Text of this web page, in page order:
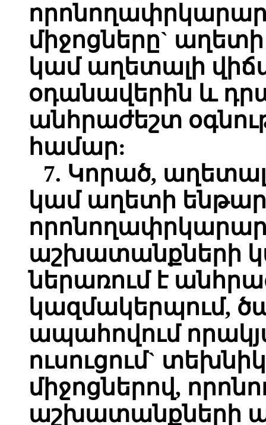
միջոցները`
կամ աղետալի
օդանավերին և
անհրաժեշտ
համար:
7. Կորած,
կամ աղետի
աշխատանքների
ներառում է
կազմակերպում,
ապահովում
ուսուցում`
միջոցներով,
աշխատանքների